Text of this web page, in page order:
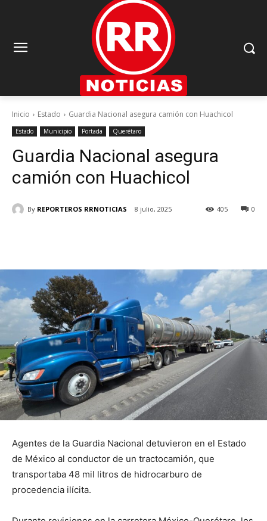
Inicio Estado Guardia Nacional asegura camión con Huachicol
Estado Municipio Portada Querétaro
Guardia Nacional asegura
camión con Huachicol
By REPORTEROS RRNOTICIAS 8 julio, 2025 0
405
Agentes de la Guardia Nacional detuvieron en el Estado
de México al conductor de un tractocamión, que
transportaba 48 mil litros de hidrocarburo de
procedencia ilícita.